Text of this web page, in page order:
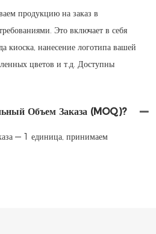
продукцию на заказ в
Это включает в себя
киоска, нанесение логотипа вашей
цветов и т.д. Доступны
Объем Заказа (MOQ)?
— 1 единица, принимаем